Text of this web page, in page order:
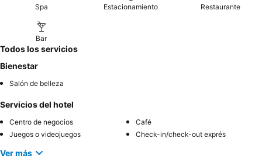
Spa Estacionamiento Restaurante
Bar
Todos los servicios
Bienestar
Salón de belleza
Servicios del hotel
Centro de negocios
Café
Juegos o videojuegos
Check-in/check-out exprés
Ver más